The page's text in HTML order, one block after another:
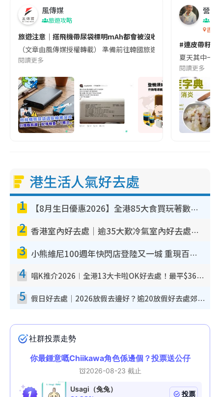
風傳媒
旅遊攻略
旅遊注意｜搭飛機帶尿袋標明mAh都會被沒收😱出發前切記檢查
（文章由風傳媒授權轉載） 準備前往韓國旅遊的民眾，近期要
閱讀更多
營養
香港
#連皮帶籽
夏天其中一
閱讀更多
港生活人氣好去處
1 【8月生日優惠2026】全港85大食買玩著數攻略 自助餐/火鍋放題同行免費＋誠品/DONKI送現金券
2 香港室內好去處｜逾35大歎冷氣室內好去處推介 室內活動免費避雨無懼落雨
3 小熊維尼100週年快閃店登陸又一城 重現百畝森林經典場景／獨家限定盲盒登場／專屬DIY香水
4 唱K推介2026︱全港13大卡啦OK好去處！最平$36起 日文K都有！(附地址+收費詳情)
5 假日好去處｜2026放假去邊好？逾20放假好去處郊外/秘景 休閒半日或一日遊